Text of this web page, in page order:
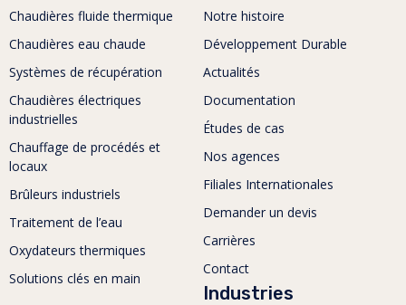
Chaudières fluide thermique
Chaudières eau chaude
Systèmes de récupération
Chaudières électriques
industrielles
Chauffage de procédés et
locaux
Brûleurs industriels
Traitement de l’eau
Oxydateurs thermiques
Solutions clés en main
Notre histoire
Développement Durable
Actualités
Documentation
Études de cas
Nos agences
Filiales Internationales
Demander un devis
Carrières
Contact
Industries